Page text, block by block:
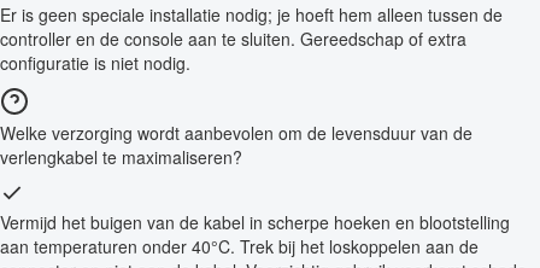
Er is geen speciale installatie nodig; je hoeft hem alleen tussen de
controller en de console aan te sluiten. Gereedschap of extra
configuratie is niet nodig.
Welke verzorging wordt aanbevolen om de levensduur van de
verlengkabel te maximaliseren?
Vermijd het buigen van de kabel in scherpe hoeken en blootstelling
aan temperaturen onder 40°C. Trek bij het loskoppelen aan de